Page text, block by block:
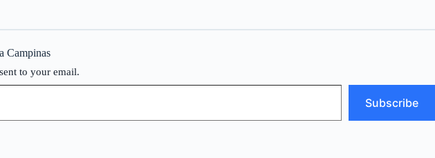
Campinas
to your email.
Subscribe